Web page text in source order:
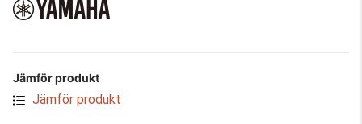
Jämför produkt
Jämför produkt